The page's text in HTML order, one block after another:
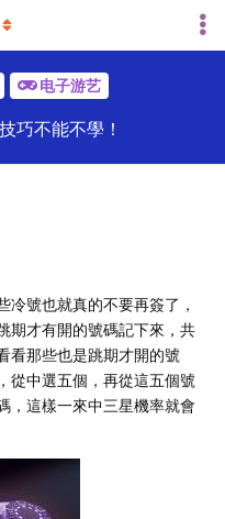
电子游艺
巧不能不學！
號也就真的不要再簽了，
期才有開的號碼記下來，共
看那些也是跳期才開的號
從中選五個，再從這五個號
，這樣一來中三星機率就會